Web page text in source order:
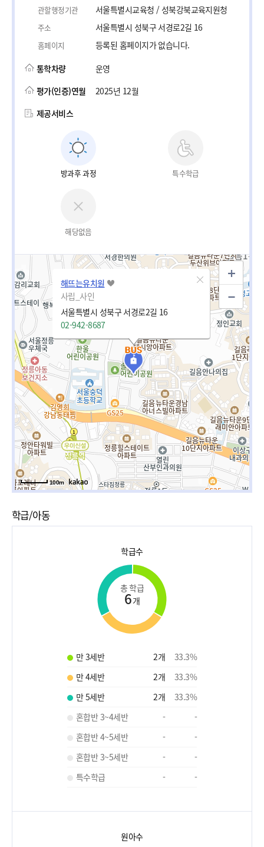
관할행정기관 서울특별시교육청 / 성북강북교육지원청
주소 서울특별시 성북구 서경로2길 16
홈페이지
등록된 홈페이지가 없습니다.
통학차량
운영
평가(인증)연월
2025년 12월
제공서비스
방과후 과정 특수학급
해당없음
해뜨는유치원
사립_사인
서울특별시 성북구 서경로2길 16
02-942-8687
100m
학급/아동
학급수
총 학급
6개
만 3세반 2개 33.3%
만 4세반
2개 33.3%
만 5세반
2개 33.3%
혼합반 3~4세반
-
-
혼합반 4~5세반
-
-
혼합반 3~5세반
-
-
특수학급
- -
원아수